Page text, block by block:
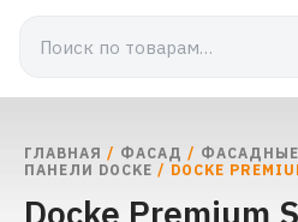
ГЛАВНАЯ / ФАСАД /
ПАНЕЛИ DOCKE / DOCKE